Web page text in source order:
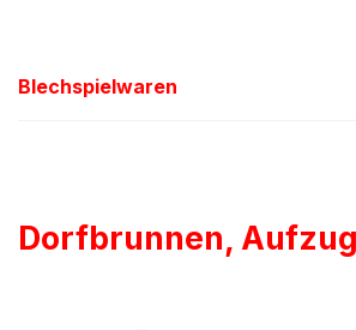
Blechspielwaren
Dorfbrunnen,